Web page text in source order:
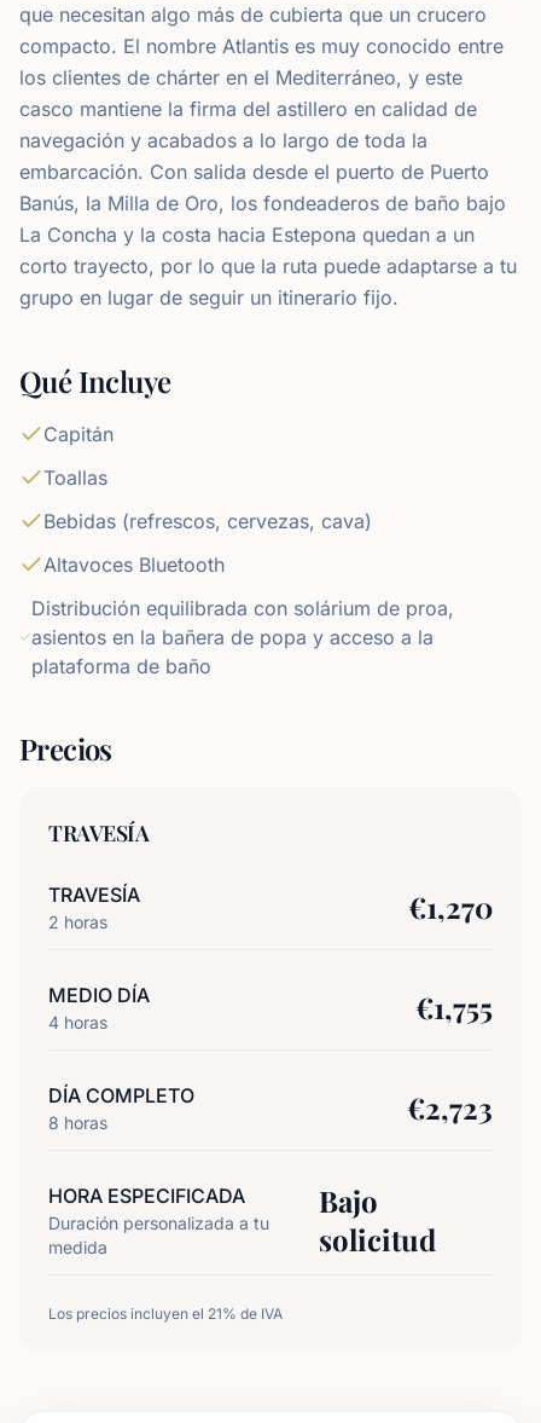
que necesitan algo más de cubierta que un crucero
compacto. El nombre Atlantis es muy conocido entre
los clientes de chárter en el Mediterráneo, y este
casco mantiene la firma del astillero en calidad de
navegación y acabados a lo largo de toda la
embarcación. Con salida desde el puerto de Puerto
Banús, la Milla de Oro, los fondeaderos de baño bajo
La Concha y la costa hacia Estepona quedan a un
corto trayecto, por lo que la ruta puede adaptarse a tu
grupo en lugar de seguir un itinerario fijo.
Qué Incluye
Capitán
Toallas
Bebidas (refrescos, cervezas, cava)
Altavoces Bluetooth
Distribución equilibrada con solárium de proa,
asientos en la bañera de popa y acceso a la
plataforma de baño
Precios
TRAVESÍA
TRAVESÍA
2 horas €1,270
MEDIO DÍA
4 horas €1,755
DÍA COMPLETO
8 horas €2,723
HORA ESPECIFICADA
Duración personalizada a tu
medida
Bajo
solicitud
Los precios incluyen el 21% de IVA